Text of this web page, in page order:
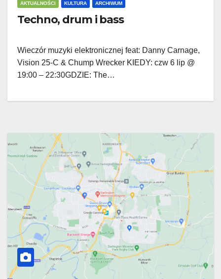
AKTUALNOŚCI KULTURA ARCHIWUM
Techno, drum i bass
Wieczór muzyki elektronicznej feat: Danny Carnage,
Vision 25-C & Chump Wrecker KIEDY: czw 6 lip @
19:00 – 22:30GDZIE: The…